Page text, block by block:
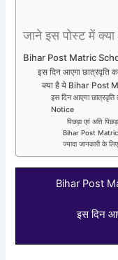
जाने इस पोस्ट में क्या
Bihar Post Matric
इस दिन आएगा छात्रवृति
क्या है ये Bihar Post
इस दिन आएगा
Notice
पिछड़ा एवं अति
Bihar Post
ज्यादा जानकारी के
Bihar Post
इस दिन